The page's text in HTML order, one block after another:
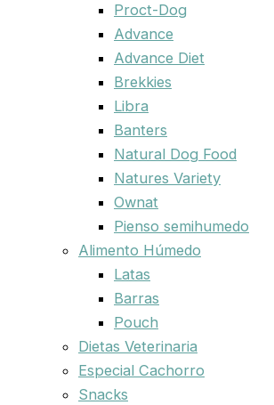
Proct-Dog
Advance
Advance Diet
Brekkies
Libra
Banters
Natural Dog Food
Natures Variety
Ownat
Pienso semihumedo
Alimento Húmedo
Latas
Barras
Pouch
Dietas Veterinaria
Especial Cachorro
Snacks